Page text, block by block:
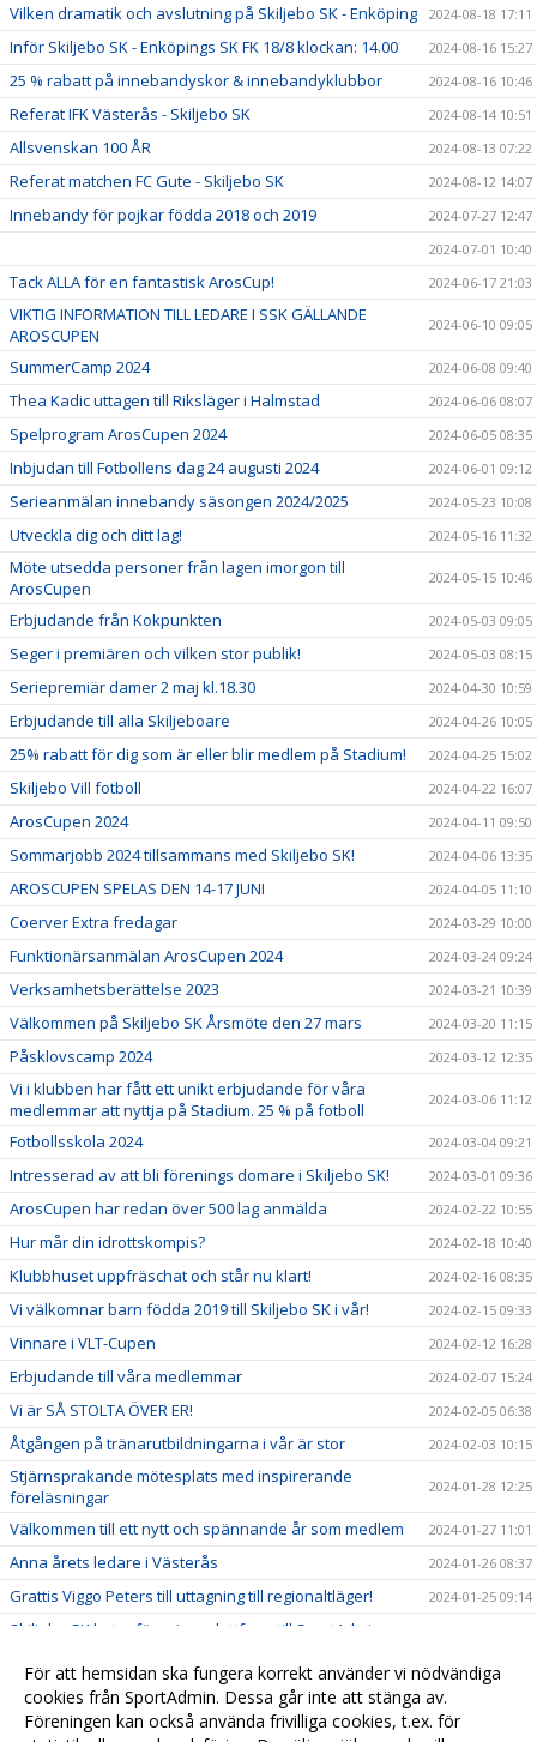
Vilken dramatik och avslutning på Skiljebo SK - Enköping 2024-08-18 17:11
Inför Skiljebo SK - Enköpings SK FK 18/8 klockan: 14.00 2024-08-16 15:27
25 % rabatt på innebandyskor & innebandyklubbor 2024-08-16 10:46
Referat IFK Västerås - Skiljebo SK 2024-08-14 10:51
Allsvenskan 100 ÅR 2024-08-13 07:22
Referat matchen FC Gute - Skiljebo SK 2024-08-12 14:07
Innebandy för pojkar födda 2018 och 2019
2024-07-27 12:47
2024-07-01 10:40
Tack ALLA för en fantastisk ArosCup! 2024-06-17 21:03
VIKTIG INFORMATION TILL LEDARE I SSK GÄLLANDE
AROSCUPEN
2024-06-10 09:05
SummerCamp 2024 2024-06-08 09:40
Thea Kadic uttagen till Riksläger i Halmstad 2024-06-06 08:07
Spelprogram ArosCupen 2024 2024-06-05 08:35
Inbjudan till Fotbollens dag 24 augusti 2024 2024-06-01 09:12
Serieanmälan innebandy säsongen 2024/2025 2024-05-23 10:08
Utveckla dig och ditt lag! 2024-05-16 11:32
Möte utsedda personer från lagen imorgon till
ArosCupen
2024-05-15 10:46
Erbjudande från Kokpunkten 2024-05-03 09:05
Seger i premiären och vilken stor publik! 2024-05-03 08:15
Seriepremiär damer 2 maj kl.18.30 2024-04-30 10:59
Erbjudande till alla Skiljeboare 2024-04-26 10:05
25% rabatt för dig som är eller blir medlem på Stadium! 2024-04-25 15:02
Skiljebo Vill fotboll 2024-04-22 16:07
ArosCupen 2024 2024-04-11 09:50
Sommarjobb 2024 tillsammans med Skiljebo SK! 2024-04-06 13:35
AROSCUPEN SPELAS DEN 14-17 JUNI 2024-04-05 11:10
Coerver Extra fredagar 2024-03-29 10:00
Funktionärsanmälan ArosCupen 2024 2024-03-24 09:24
Verksamhetsberättelse 2023 2024-03-21 10:39
Välkommen på Skiljebo SK Årsmöte den 27 mars 2024-03-20 11:15
Påsklovscamp 2024 2024-03-12 12:35
Vi i klubben har fått ett unikt erbjudande för våra
medlemmar att nyttja på Stadium. 25 % på fotboll
2024-03-06 11:12
Fotbollsskola 2024 2024-03-04 09:21
Intresserad av att bli förenings domare i Skiljebo SK! 2024-03-01 09:36
ArosCupen har redan över 500 lag anmälda 2024-02-22 10:55
Hur mår din idrottskompis? 2024-02-18 10:40
Klubbhuset uppfräschat och står nu klart! 2024-02-16 08:35
Vi välkomnar barn födda 2019 till Skiljebo SK i vår! 2024-02-15 09:33
Vinnare i VLT-Cupen 2024-02-12 16:28
Erbjudande till våra medlemmar 2024-02-07 15:24
Vi är SÅ STOLTA ÖVER ER! 2024-02-05 06:38
Åtgången på tränarutbildningarna i vår är stor 2024-02-03 10:15
Stjärnsprakande mötesplats med inspirerande
föreläsningar
2024-01-28 12:25
Välkommen till ett nytt och spännande år som medlem 2024-01-27 11:01
Anna årets ledare i Västerås 2024-01-26 08:37
Grattis Viggo Peters till uttagning till regionaltläger! 2024-01-25 09:14
Skiljebo SK byter föreningsplattform till SportAdmin
Välkommen hem Pontus! 2023-12-20 10:37
Välkommen Fabian! 2023-11-13 16:27
Välkomna till Skiljebo SK! 2023-10-30 16:40
För att hemsidan ska fungera korrekt använder vi nödvändiga
cookies från SportAdmin. Dessa går inte att stänga av.
Föreningen kan också använda frivilliga cookies, t.ex. för